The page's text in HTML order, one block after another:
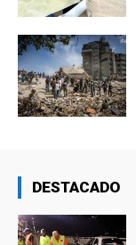
DESTACADO